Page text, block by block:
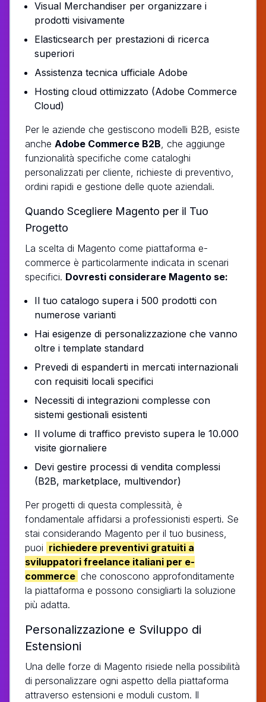
Visual Merchandiser per organizzare i
prodotti visivamente
Elasticsearch per prestazioni di ricerca
superiori
Assistenza tecnica ufficiale Adobe
Hosting cloud ottimizzato (Adobe Commerce
Cloud)
Per le aziende che gestiscono modelli B2B, esiste
anche Adobe Commerce B2B , che aggiunge
funzionalità specifiche come cataloghi
personalizzati per cliente, richieste di preventivo,
ordini rapidi e gestione delle quote aziendali.
Quando Scegliere Magento per il Tuo
Progetto
La scelta di Magento come piattaforma e-
commerce è particolarmente indicata in scenari
specifici. Dovresti considerare Magento se:
Il tuo catalogo supera i 500 prodotti con
numerose varianti
Hai esigenze di personalizzazione che vanno
oltre i template standard
Prevedi di espanderti in mercati internazionali
con requisiti locali specifici
Necessiti di integrazioni complesse con
sistemi gestionali esistenti
Il volume di traffico previsto supera le 10.000
visite giornaliere
Devi gestire processi di vendita complessi
(B2B, marketplace, multivendor)
Per progetti di questa complessità, è
fondamentale affidarsi a professionisti esperti. Se
stai considerando Magento per il tuo business,
puoi richiedere preventivi gratuiti a
sviluppatori freelance italiani per e-
commerce che conoscono approfonditamente
la piattaforma e possono consigliarti la soluzione
più adatta.
Personalizzazione e Sviluppo di
Estensioni
Una delle forze di Magento risiede nella possibilità
di personalizzare ogni aspetto della piattaforma
attraverso estensioni e moduli custom. Il